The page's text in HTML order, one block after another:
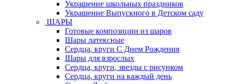
Украшение школьных праздников
Украшение Выпускного в Детском саду
ШАРЫ
Готовые композиции из шаров
Шары латексные
Сердца, круги С Днем Рождения
Шары для взрослых
Сердца, круги, звезды с рисунком
Сердца, круги на каждый день